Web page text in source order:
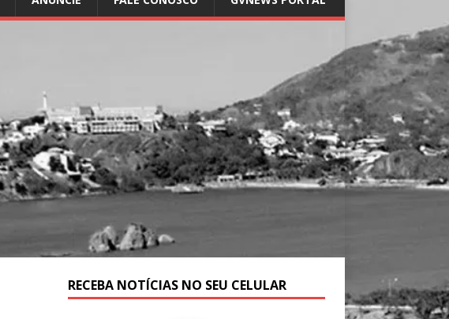
RECEBA NOTÍCIAS NO SEU CELULAR